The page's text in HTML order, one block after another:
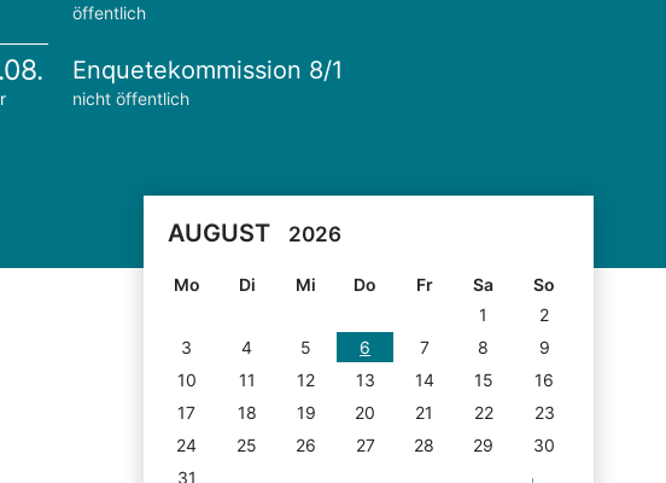
öffentlich
Enquetekommission 8/1
nicht öffentlich
AUGUST 2026
Mo Di Mi Do Fr Sa
So
1
2
3
4 5 6 7 8
9
10
11 12 13 14 15
16
17
18 19 20 21 22
23
24
25 26 27 28 29
30
31